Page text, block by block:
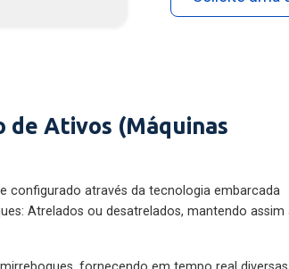
de Ativos (Máquinas
através da tecnologia embarcada
Atrelados ou desatrelados, mantendo assim a
fornecendo em tempo real diversas